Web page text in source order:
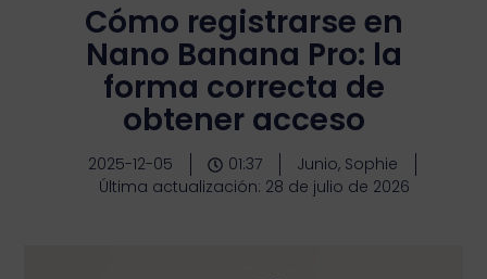
Cómo registrarse en
Nano Banana Pro: la
forma correcta de
obtener acceso
2025-12-05 01:37
Junio, Sophie
Última actualización: 28 de julio de 2026